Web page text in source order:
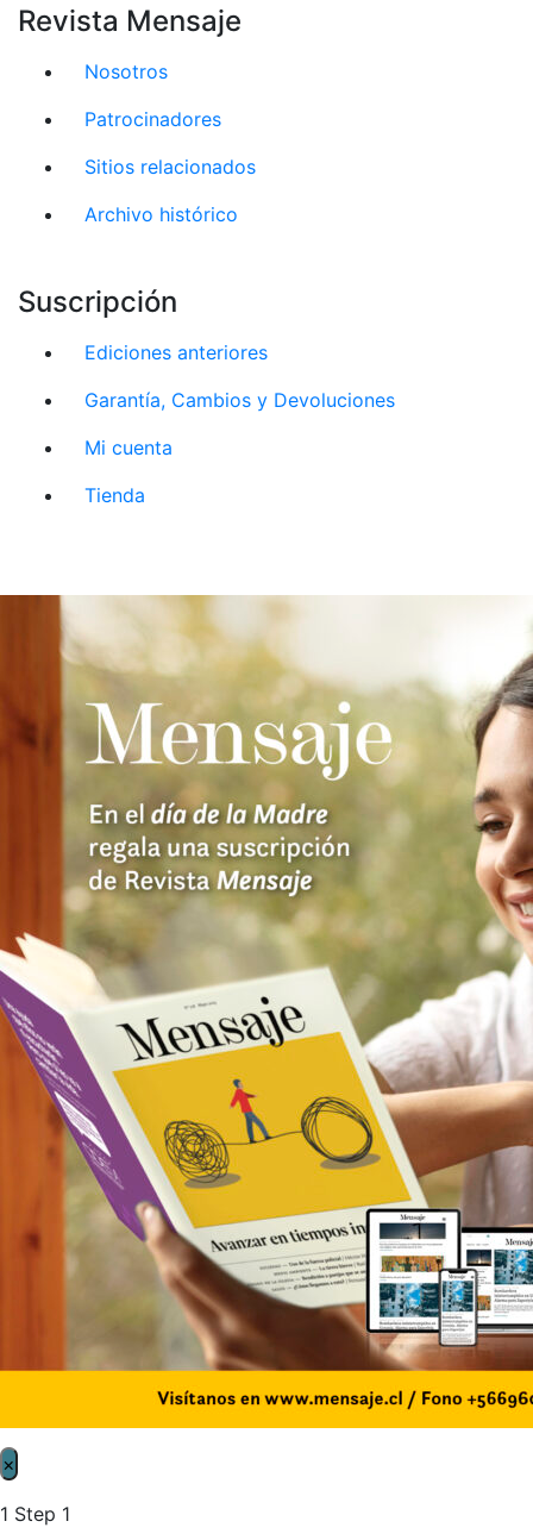
Revista Mensaje
Nosotros
Patrocinadores
Sitios relacionados
Archivo histórico
Suscripción
Ediciones anteriores
Garantía, Cambios y Devoluciones
Mi cuenta
Tienda
×
1 Step 1